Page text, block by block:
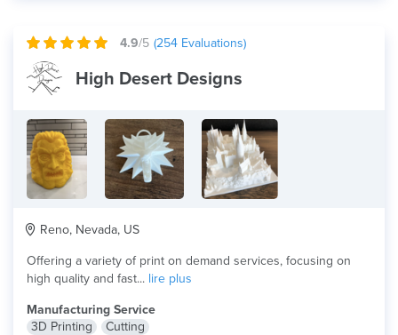
4.9/5 (254 Evaluations)
High Desert Designs
Reno, Nevada, US
Offering a variety of print on demand services, focusing on
high quality and fast... lire plus
Manufacturing Service
3D Printing
Cutting